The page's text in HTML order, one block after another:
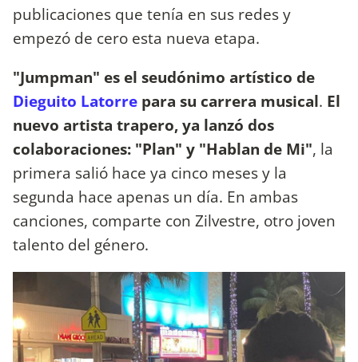
publicaciones que tenía en sus redes y
empezó de cero esta nueva etapa.
"Jumpman" es el seudónimo artístico de
Dieguito Latorre para su carrera musical. El
nuevo artista trapero, ya lanzó dos
colaboraciones: "Plan" y "Hablan de Mi", la
primera salió hace ya cinco meses y la
segunda hace apenas un día. En ambas
canciones, comparte con Zilvestre, otro joven
talento del género.